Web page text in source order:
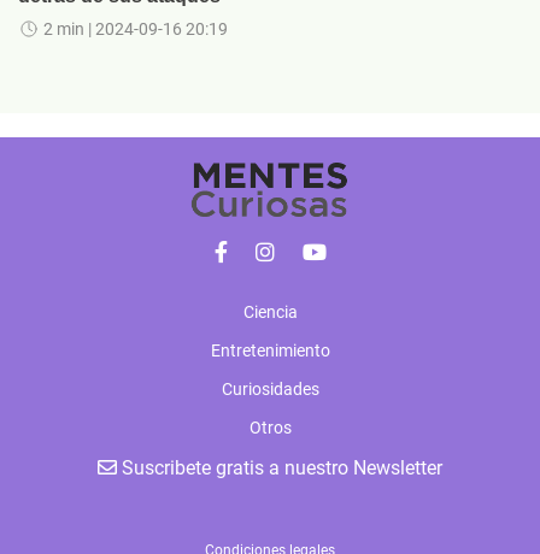
2 min | 2024-09-16 20:19
Ciencia
Entretenimiento
Curiosidades
Otros
Suscribete gratis a nuestro Newsletter
Condiciones legales